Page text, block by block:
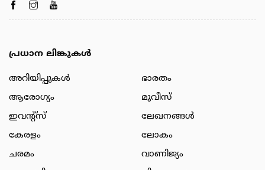
പ്രധാന ലിങ്കുകൾ
അറിയിപ്പുകള്‍
ആരോഗ്യം
ഇവന്റ്സ്
കേരളം
ചരമം
ഭാരതം
മൂവീസ്
ലേഖനങ്ങള്‍
ലോകം
വാണിജ്യം